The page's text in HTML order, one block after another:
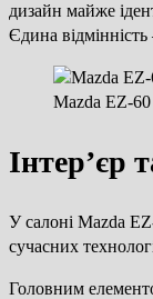
дизайн майже
Єдина
Mazda EZ-
Інтер’єр
У салоні Mazda
сучасних
Головним